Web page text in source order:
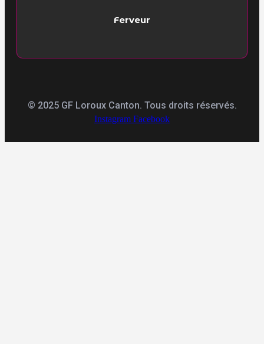
Ferveur
© 2025 GF Loroux Canton. Tous droits réservés.
Instagram Facebook